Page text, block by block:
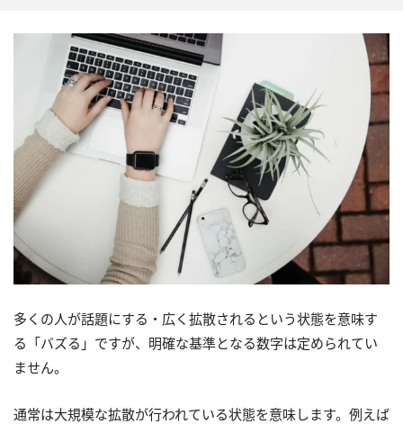
多くの人が話題にする・広く拡散されるという状態を意味す
る「バズる」ですが、明確な基準となる数字は定められてい
ません。
通常は大規模な拡散が行われている状態を意味します。例えば